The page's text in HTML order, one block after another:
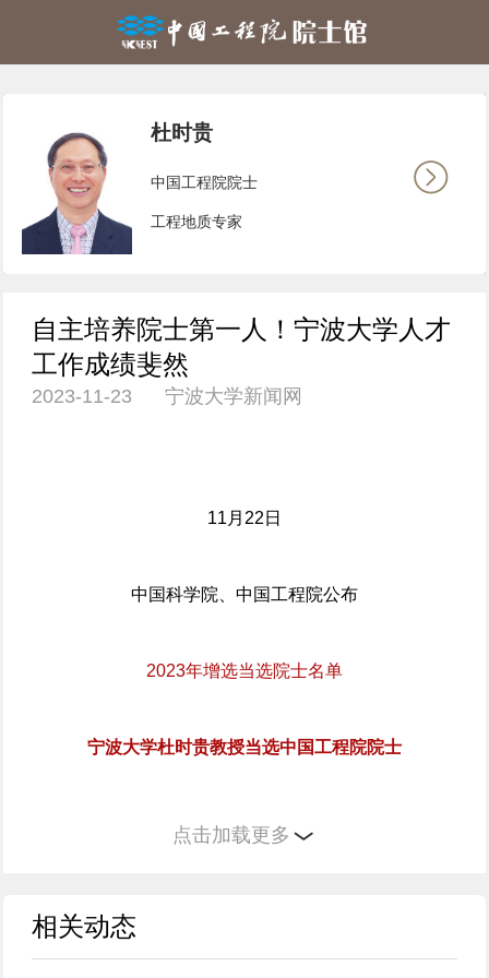
杜时贵
中国工程院院士
工程地质专家
自主培养院士第一人！宁波大学人才
工作成绩斐然
2023-11-23 宁波大学新闻网
11月22日
中国科学院、中国工程院公布
2023年增选当选院士名单
宁波大学杜时贵教授当选中国工程院院士
为宁大自主培养的院士第一人！
点击加载更多
相关动态